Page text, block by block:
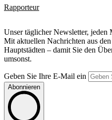
Rapporteur
Unser täglicher Newsletter,
Mit aktuellen Nachrichten aus
Hauptstädten – damit Sie den
umsonst.
Geben Sie Ihre E-Mail ein
Abonnieren